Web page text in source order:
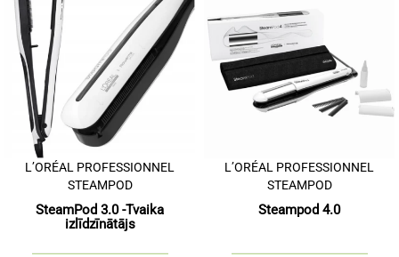
L’ORÉAL PROFESSIONNEL
STEAMPOD
SteamPod 3.0 -Tvaika
izlīdzīnātājs
L’ORÉAL PROFESSIONNEL
STEAMPOD
Steampod 4.0